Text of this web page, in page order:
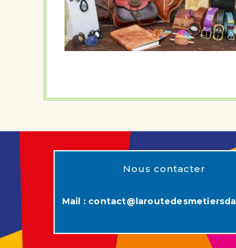
Nous contacter
Mail :